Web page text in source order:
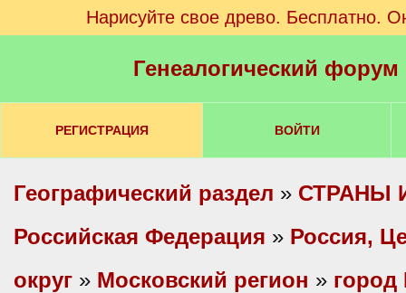
Нарисуйте свое древо. Бесплатно.
Генеалогический
РЕГИСТРАЦИЯ ВОЙТИ
Географический раздел » СТРАНЫ
Российская Федерация » Россия,
округ » Московский регион » город